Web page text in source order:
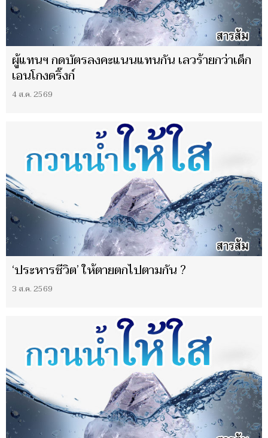
ผู้แทนฯ กดบัตรลงคะแนนแทนกัน เลวร้ายกว่าเด็ก
เอนโกงดริ๊งก์
4 ส.ค. 2569
‘ประหารชีวิต’ ให้ตายตกไปตามกัน ?
3 ส.ค. 2569